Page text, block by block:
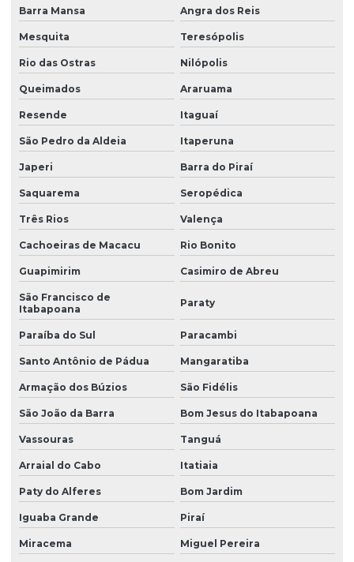
Grama sintética orçamento
Grama sintética preço
Grama sintética preço metro quadrado
Grama sintética a venda
Instalação de grama sintética
Instalação de piso esportivo modular
Instalação de piso modular para quadra
Instalação piso modular para quadra poliesportiva
Instalação quadra de areia
Manutenção grama artificial
Manutenção grama sintética
Manutenção quadra areia
Manutenção de quadras esportivas
Manutenção de quadras poliesportivas
Onde comprar piso de borracha
Orçamento para quadra areia
Barra Mansa Angra dos Reis
Mesquita Teresópolis
Rio das Ostras Nilópolis
Queimados Araruama
Resende Itaguaí
São Pedro da Aldeia Itaperuna
Japeri Barra do Piraí
Saquarema Seropédica
Três Rios Valença
Cachoeiras de Macacu Rio Bonito
Guapimirim Casimiro de Abreu
São Francisco de
Itabapoana
Paraty
Paraíba do Sul Paracambi
Santo Antônio de Pádua Mangaratiba
Armação dos Búzios São Fidélis
São João da Barra Bom Jesus do Itabapoana
Vassouras Tanguá
Arraial do Cabo Itatiaia
Paty do Alferes Bom Jardim
Iguaba Grande Piraí
Miracema Miguel Pereira